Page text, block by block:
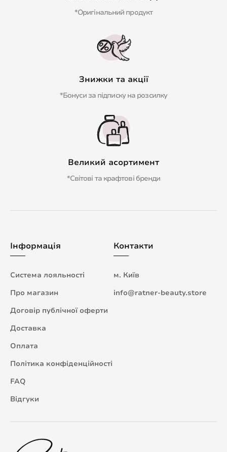
*Оригінальний продукт
Знижки та акції
*Бонуси за підписку на розсилку
Великий асортимент
*Світові та крафтові бренди
Інформація
Система лояльності
Про магазин
Договір публічної оферти
Доставка
Оплата
Політика конфіденційності
FAQ
Відгуки
Контакти
м. Київ
info@ratner-beauty.store